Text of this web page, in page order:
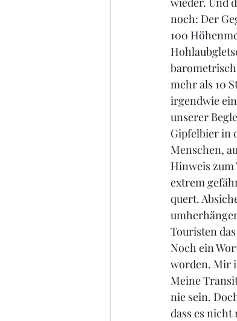
noch: Der
100
mehr als 10
irgendwie
unserer
Gipfelbier in
Menschen,
Hinweis zum
extrem
quert.
Touristen
Noch ein
worden. Mir
Meine
nie sein.
dass es